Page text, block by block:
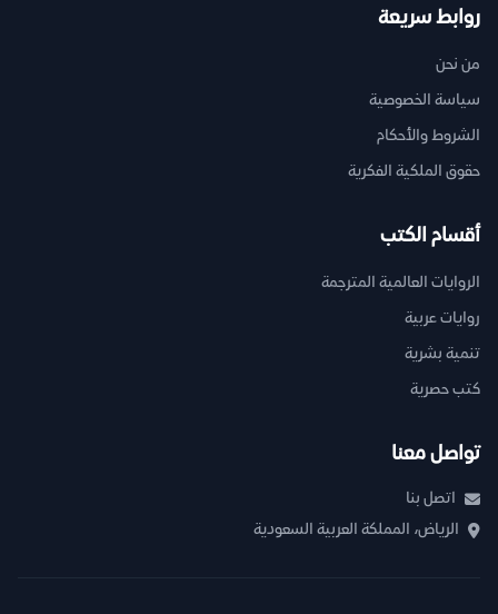
روابط سريعة
من نحن
سياسة الخصوصية
الشروط والأحكام
حقوق الملكية الفكرية
أقسام الكتب
الروايات العالمية المترجمة
روايات عربية
تنمية بشرية
كتب حصرية
تواصل معنا
اتصل بنا
الرياض، المملكة العربية السعودية